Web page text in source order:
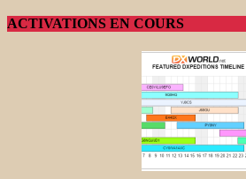
ACTIVATIONS EN COURS